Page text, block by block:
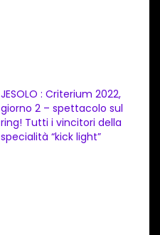
JESOLO : Criterium 2022,
giorno 2 – spettacolo sul
ring! Tutti i vincitori della
specialità “kick light”